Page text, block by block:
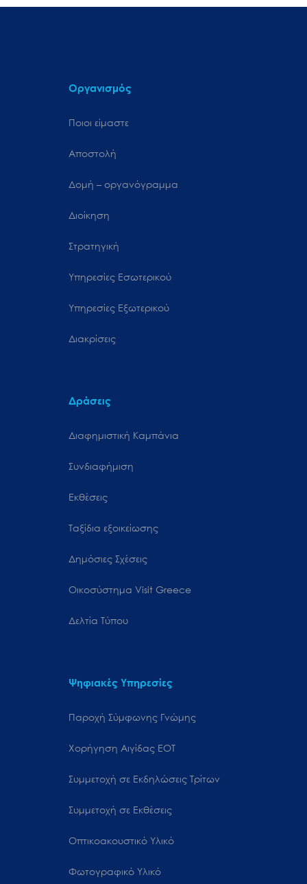
Οργανισμός
Ποιοι είμαστε
Αποστολή
Δομή – οργανόγραμμα
Διοίκηση
Στρατηγική
Υπηρεσίες Εσωτερικού
Υπηρεσίες Εξωτερικού
Διακρίσεις
Δράσεις
Διαφημιστική Καμπάνια
Συνδιαφήμιση
Εκθέσεις
Ταξίδια εξοικείωσης
Δημόσιες Σχέσεις
Oικοσύστημα Visit Greece
Δελτία Τύπου
Ψηφιακές Υπηρεσίες
Παροχή Σύμφωνης Γνώμης
Χορήγηση Αιγίδας ΕΟΤ
Συμμετοχή σε Εκδηλώσεις Τρίτων
Συμμετοχή σε Εκθέσεις
Οπτικοακουστικό Υλικό
Φωτογραφικό Υλικό